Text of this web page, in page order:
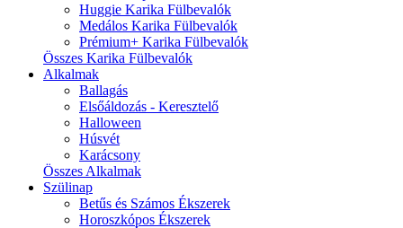
Huggie Karika Fülbevalók
Medálos Karika Fülbevalók
Prémium+ Karika Fülbevalók
Összes Karika Fülbevalók
Alkalmak
Ballagás
Elsőáldozás - Keresztelő
Halloween
Húsvét
Karácsony
Összes Alkalmak
Szülinap
Betűs és Számos Ékszerek
Horoszkópos Ékszerek